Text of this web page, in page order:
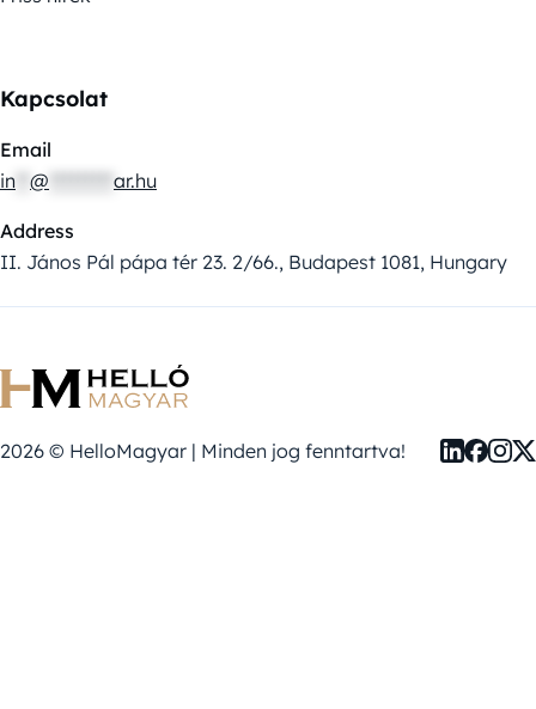
Kapcsolat
Email
in @ ar.hu
Address
II. János Pál pápa tér 23. 2/66., Budapest 1081, Hungary
2026 © HelloMagyar | Minden jog fenntartva!